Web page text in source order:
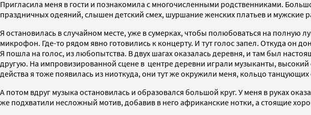
Пригласила меня в гости и познакомила с многочисленными родственниками.
праздничных одеяний, слышен детский смех, шуршание женских платьев и мужские
Я остановилась в случайном месте, уже в сумерках, чтобы полюбоваться на полную
микрофон. Где-то рядом явно готовились к концерту. И тут голос запел. Откуда он
Я пошла на голос, из любопытства. В двух шагах оказалась деревня, и там был
другую. На импровизированной сцене в центре деревни играли музыканты,
действа я тоже появилась из ниоткуда, они тут же окружили меня, кольцо
А потом вдруг музыка остановилась и образовался большой круг. У меня в руках
же подхватили несложный мотив, добавив в него африканские нотки, а стоящие